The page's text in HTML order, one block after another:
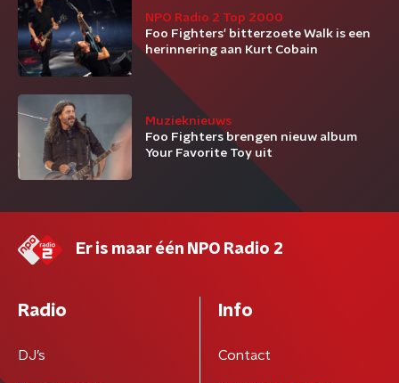
NPO Radio 2 Top 2000
Foo Fighters' bitterzoete Walk is een
herinnering aan Kurt Cobain
Muzieknieuws
Foo Fighters brengen nieuw album
Your Favorite Toy uit
Er is maar één NPO Radio 2
Radio
DJ’s
Info
Contact